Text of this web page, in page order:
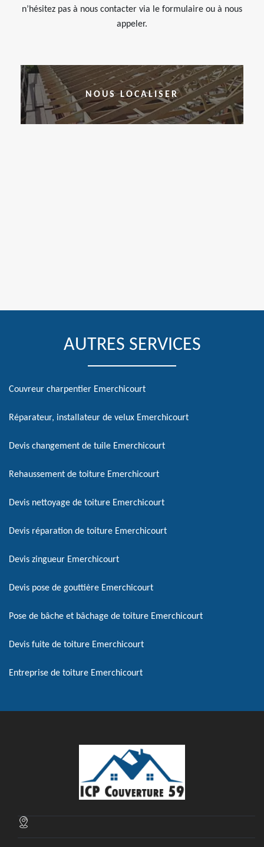
n’hésitez pas à nous contacter via le formulaire ou à nous
appeler.
NOUS LOCALISER
AUTRES SERVICES
Couvreur charpentier Emerchicourt
Réparateur, installateur de velux Emerchicourt
Devis changement de tuile Emerchicourt
Rehaussement de toiture Emerchicourt
Devis nettoyage de toiture Emerchicourt
Devis réparation de toiture Emerchicourt
Devis zingueur Emerchicourt
Devis pose de gouttière Emerchicourt
Pose de bâche et bâchage de toiture Emerchicourt
Devis fuite de toiture Emerchicourt
Entreprise de toiture Emerchicourt